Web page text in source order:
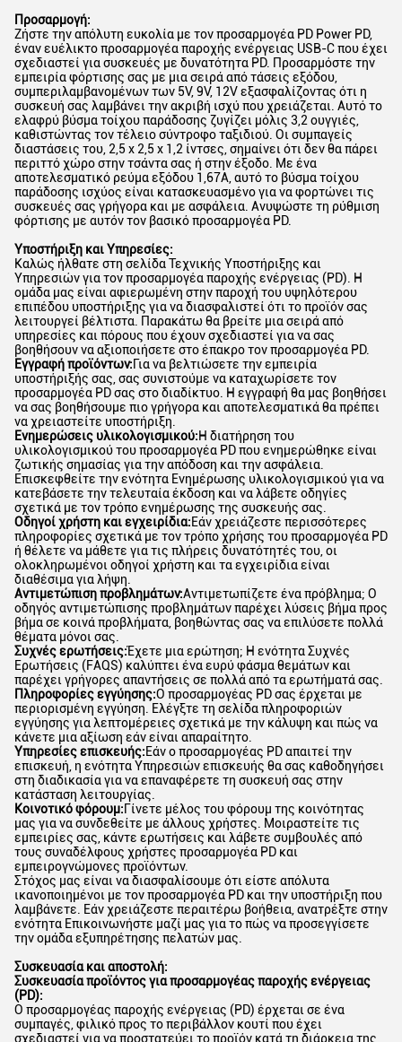
Προσαρμογή:
Ζήστε την απόλυτη ευκολία με τον προσαρμογέα PD Power PD,
έναν ευέλικτο προσαρμογέα παροχής ενέργειας USB-C που έχει
σχεδιαστεί για συσκευές με δυνατότητα PD. Προσαρμόστε την
εμπειρία φόρτισης σας με μια σειρά από τάσεις εξόδου,
συμπεριλαμβανομένων των 5V, 9V, 12V εξασφαλίζοντας ότι η
συσκευή σας λαμβάνει την ακριβή ισχύ που χρειάζεται. Αυτό το
ελαφρύ βύσμα τοίχου παράδοσης ζυγίζει μόλις 3,2 ουγγιές,
καθιστώντας τον τέλειο σύντροφο ταξιδιού. Οι συμπαγείς
διαστάσεις του, 2,5 x 2,5 x 1,2 ίντσες, σημαίνει ότι δεν θα πάρει
περιττό χώρο στην τσάντα σας ή στην έξοδο. Με ένα
αποτελεσματικό ρεύμα εξόδου 1,67A, αυτό το βύσμα τοίχου
παράδοσης ισχύος είναι κατασκευασμένο για να φορτώνει τις
συσκευές σας γρήγορα και με ασφάλεια. Ανυψώστε τη ρύθμιση
φόρτισης με αυτόν τον βασικό προσαρμογέα PD.
Υποστήριξη και Υπηρεσίες:
Καλώς ήλθατε στη σελίδα Τεχνικής Υποστήριξης και
Υπηρεσιών για τον προσαρμογέα παροχής ενέργειας (PD). Η
ομάδα μας είναι αφιερωμένη στην παροχή του υψηλότερου
επιπέδου υποστήριξης για να διασφαλιστεί ότι το προϊόν σας
λειτουργεί βέλτιστα. Παρακάτω θα βρείτε μια σειρά από
υπηρεσίες και πόρους που έχουν σχεδιαστεί για να σας
βοηθήσουν να αξιοποιήσετε στο έπακρο τον προσαρμογέα PD.
Εγγραφή προϊόντων:Για να βελτιώσετε την εμπειρία
υποστήριξής σας, σας συνιστούμε να καταχωρίσετε τον
προσαρμογέα PD σας στο διαδίκτυο. Η εγγραφή θα μας βοηθήσει
να σας βοηθήσουμε πιο γρήγορα και αποτελεσματικά θα πρέπει
να χρειαστείτε υποστήριξη.
Ενημερώσεις υλικολογισμικού:Η διατήρηση του
υλικολογισμικού του προσαρμογέα PD που ενημερώθηκε είναι
ζωτικής σημασίας για την απόδοση και την ασφάλεια.
Επισκεφθείτε την ενότητα Ενημέρωσης υλικολογισμικού για να
κατεβάσετε την τελευταία έκδοση και να λάβετε οδηγίες
σχετικά με τον τρόπο ενημέρωσης της συσκευής σας.
Οδηγοί χρήστη και εγχειρίδια:Εάν χρειάζεστε περισσότερες
πληροφορίες σχετικά με τον τρόπο χρήσης του προσαρμογέα PD
ή θέλετε να μάθετε για τις πλήρεις δυνατότητές του, οι
ολοκληρωμένοι οδηγοί χρήστη και τα εγχειρίδια είναι
διαθέσιμα για λήψη.
Αντιμετώπιση προβλημάτων:Αντιμετωπίζετε ένα πρόβλημα; Ο
οδηγός αντιμετώπισης προβλημάτων παρέχει λύσεις βήμα προς
βήμα σε κοινά προβλήματα, βοηθώντας σας να επιλύσετε πολλά
θέματα μόνοι σας.
Συχνές ερωτήσεις:Έχετε μια ερώτηση; Η ενότητα Συχνές
Ερωτήσεις (FAQS) καλύπτει ένα ευρύ φάσμα θεμάτων και
παρέχει γρήγορες απαντήσεις σε πολλά από τα ερωτήματά σας.
Πληροφορίες εγγύησης:Ο προσαρμογέας PD σας έρχεται με
περιορισμένη εγγύηση. Ελέγξτε τη σελίδα πληροφοριών
εγγύησης για λεπτομέρειες σχετικά με την κάλυψη και πώς να
κάνετε μια αξίωση εάν είναι απαραίτητο.
Υπηρεσίες επισκευής:Εάν ο προσαρμογέας PD απαιτεί την
επισκευή, η ενότητα Υπηρεσιών επισκευής θα σας καθοδηγήσει
στη διαδικασία για να επαναφέρετε τη συσκευή σας στην
κατάσταση λειτουργίας.
Κοινοτικό φόρουμ:Γίνετε μέλος του φόρουμ της κοινότητας
μας για να συνδεθείτε με άλλους χρήστες. Μοιραστείτε τις
εμπειρίες σας, κάντε ερωτήσεις και λάβετε συμβουλές από
τους συναδέλφους χρήστες προσαρμογέα PD και
εμπειρογνώμονες προϊόντων.
Στόχος μας είναι να διασφαλίσουμε ότι είστε απόλυτα
ικανοποιημένοι με τον προσαρμογέα PD και την υποστήριξη που
λαμβάνετε. Εάν χρειάζεστε περαιτέρω βοήθεια, ανατρέξτε στην
ενότητα Επικοινωνήστε μαζί μας για το πώς να προσεγγίσετε
την ομάδα εξυπηρέτησης πελατών μας.
Συσκευασία και αποστολή:
Συσκευασία προϊόντος για προσαρμογέας παροχής ενέργειας
(PD):
Ο προσαρμογέας παροχής ενέργειας (PD) έρχεται σε ένα
συμπαγές, φιλικό προς το περιβάλλον κουτί που έχει
σχεδιαστεί για να προστατεύει το προϊόν κατά τη διάρκεια της